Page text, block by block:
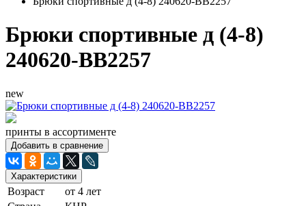
Брюки спортивные д (4-8)
240620-BB2257
new
принты в ассортименте
Добавить в сравнение
Характеристики
Возраст
от 4 лет